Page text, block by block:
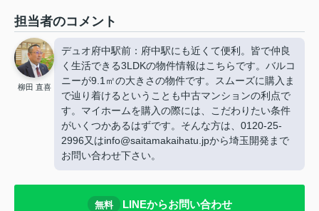
担当者のコメント
柳田 直喜
デュオ府中駅前：府中駅にも近くて便利。皆で仲良
く生活できる3LDKの物件情報はこちらです。バルコ
ニーが9.1㎡の大きさの物件です。スムーズに購入ま
で辿り着けるということも中古マンションの利点で
す。マイホームを購入の際には、こだわりたい条件
がいくつかあるはずです。そんな方は、0120-25-
2996又はinfo@saitamakaihatu.jpから埼玉開発まで
お問い合わせ下さい。
無料 LINEからお問い合わせ